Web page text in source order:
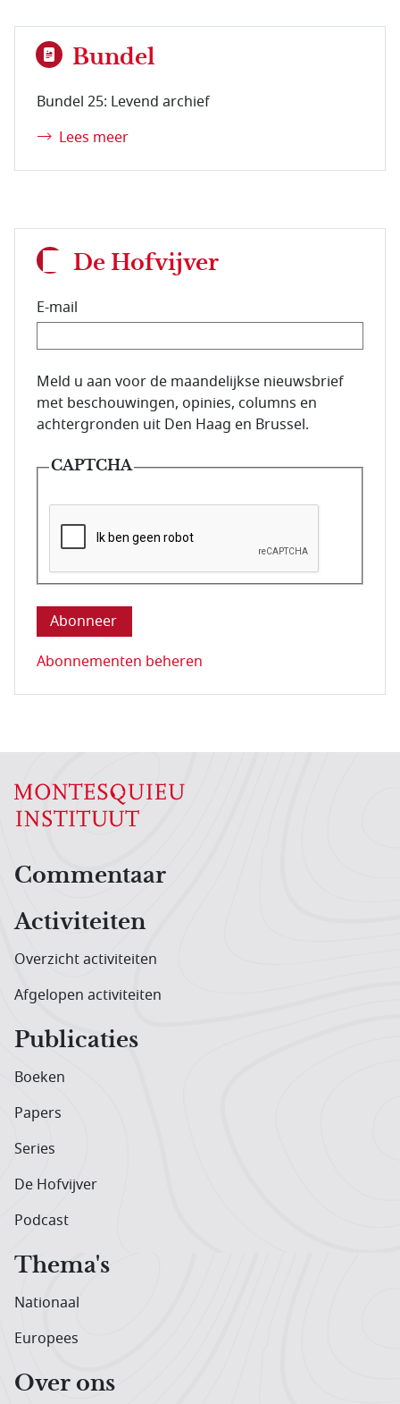
Bundel
Bundel 25: Levend archief
Lees meer
De Hofvijver
E-mail
E-mailadres van de abonnee.
Meld u aan voor de maandelijkse nieuwsbrief
met beschouwingen, opinies, columns en
achtergronden uit Den Haag en Brussel.
CAPTCHA
Deze vraag is om te controleren dat u een mens
Abonnementen beheren
Hoofdnavigatiemenu
Commentaar
Activiteiten
Overzicht activiteiten
Afgelopen activiteiten
Publicaties
Boeken
Papers
Series
De Hofvijver
Podcast
Thema's
Nationaal
Europees
Over ons